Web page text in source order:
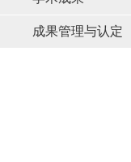
成果管理与认定